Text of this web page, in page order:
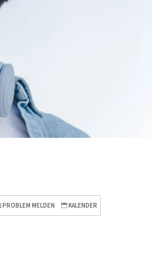
PROBLEM MELDEN KALENDER